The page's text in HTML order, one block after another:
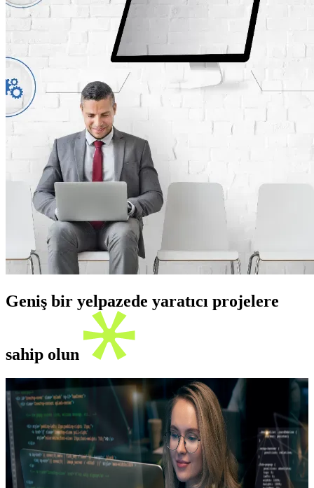
Geniş bir yelpazede yaratıcı projelere
sahip olun